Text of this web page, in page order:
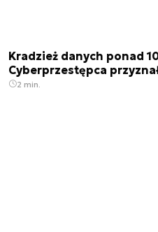
Kradzież danych ponad
Cyberprzestępca
2 min.